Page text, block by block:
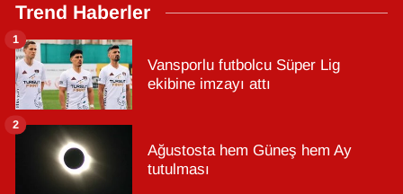
Trend Haberler
Vansporlu futbolcu Süper Lig
ekibine imzayı attı
1
Ağustosta hem Güneş hem Ay
tutulması
2